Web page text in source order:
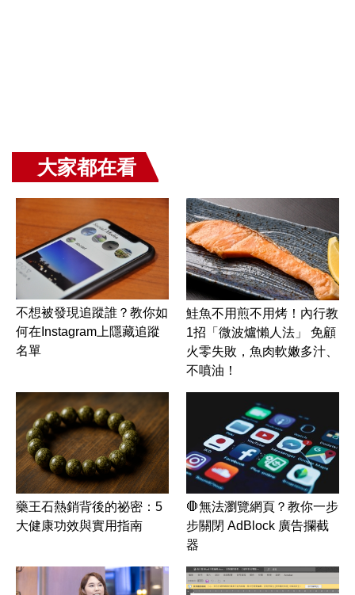
大家都在看
不想被發現追蹤誰？教你如
何在Instagram上隱藏追蹤
名單
鮭魚不用煎不用烤！內行教
1招「微波爐懶人法」 免顧
火零失敗，魚肉軟嫩多汁、
不噴油！
藥王石熱銷背後的祕密：5
大健康功效與實用指南
🛑無法瀏覽網頁？教你一步
步關閉 AdBlock 廣告攔截
器